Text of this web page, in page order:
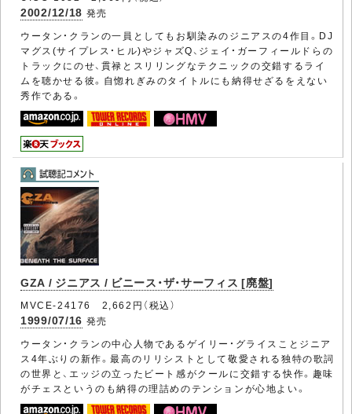
2002/12/18 発売
ウータン・クランの一員としてもお馴染みのジニアスの4作目。DJ
マグス(サイプレス・ヒル)やジャズQ、ジェイ・ガーフィールドらの
トラックにのせ、貫禄とスリリングなテクニックの交錯するライ
ムを聴かせる彼。自惚れぎみのタイトルにも納得せざるをえない
秀作である。
GZA / ジニアス / ビニース・ザ・サーフィス [廃盤]
MVCE-24176 2,662円（税込）
1999/07/16 発売
ウータン・クランの中心人物であるゲイリー・グライスことジニア
ス4年ぶりの新作。最高のリリシストとして敬愛される独特の歌詞
の世界と、エッジの立ったビート感がクールに交錯する快作。趣味
がチェスというのも納得の理詰めのテンションが心地よい。